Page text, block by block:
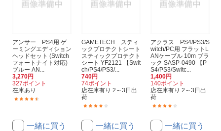
アンサー PS4用 ゲ
ーミングエディション
ヘッドセット (Switch
フォートナイト対応)
ブルー AN...
3,270円
327ポイント
在庫あり
一緒に買う
GAMETECH スティ
ックプロテクトシート
スティックプロテクト
シート YF2121 【Swit
ch/PS4/PS3/...
740円
74ポイント
店在庫有り 2～3日出
荷
一緒に買う
アクラス PS4/PS3/S
witch/PC用 フラットL
ANケーブル 10m ブラ
ック SASP-0490 【P
S4/PS3/Switc...
1,400円
140ポイント
店在庫有り 2～3日出
荷
一緒に買う